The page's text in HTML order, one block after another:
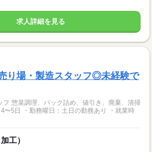
求人詳細を見る
り場・製造スタッフ◎未経験で
フ 惣菜調理、パック詰め、値引き、廃棄、清掃
工）